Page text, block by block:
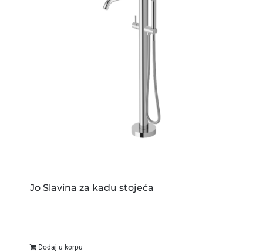
Jo Slavina za kadu stojeća
Dodaj u korpu